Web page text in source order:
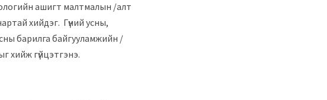
ашигт малтмалын /алт
хийдэг. Гүний усны,
барилга байгууламжийн /
хийж гүйцэтгэнэ.